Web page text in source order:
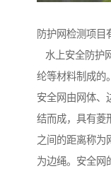
防护网检测项目
水上安全防护
纶等材料制成的。
安全网由网体、
结而成，具有菱
之间的距离称为
为边绳。安全网